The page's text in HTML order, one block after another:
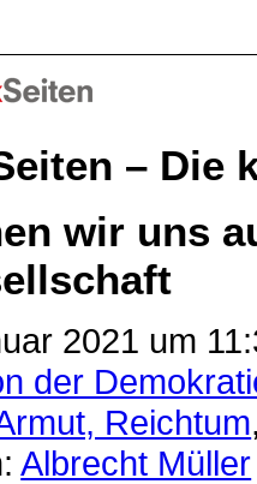
– Die
wir uns
2021 um
der
Reichtum
Albrecht Müller